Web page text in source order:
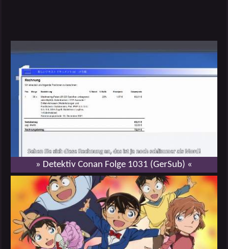
» Detektiv Conan Folge 1031 (GerSub) «